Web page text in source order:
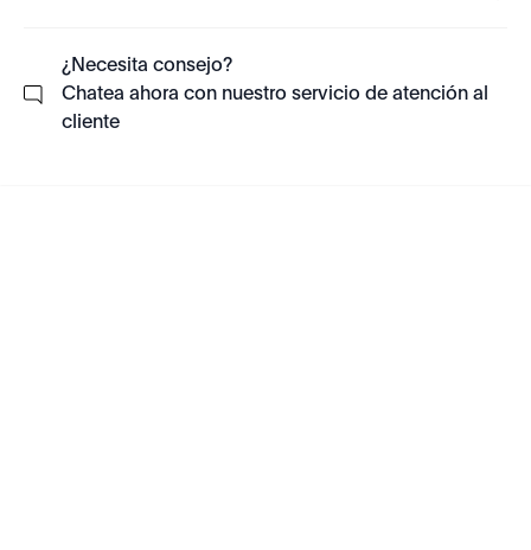
¿Necesita consejo?
Chatea ahora con nuestro servicio de atención al
cliente